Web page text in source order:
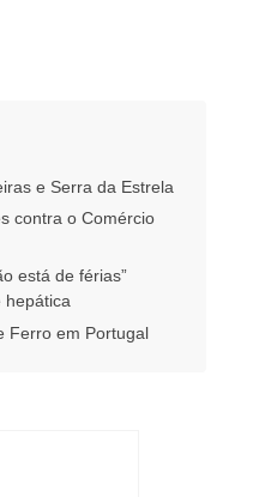
e Serra da Estrela
contra o Comércio
está de férias”
hepática
Ferro em Portugal